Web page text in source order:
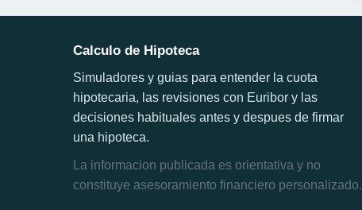
Calculo de Hipoteca
Simuladores y guias para entender la cuota
hipotecaria, las revisiones con Euribor y las
decisiones habituales antes y despues de firmar
una hipoteca.
La informacion publicada es orientativa y no
constituye asesoramiento financiero personalizado.